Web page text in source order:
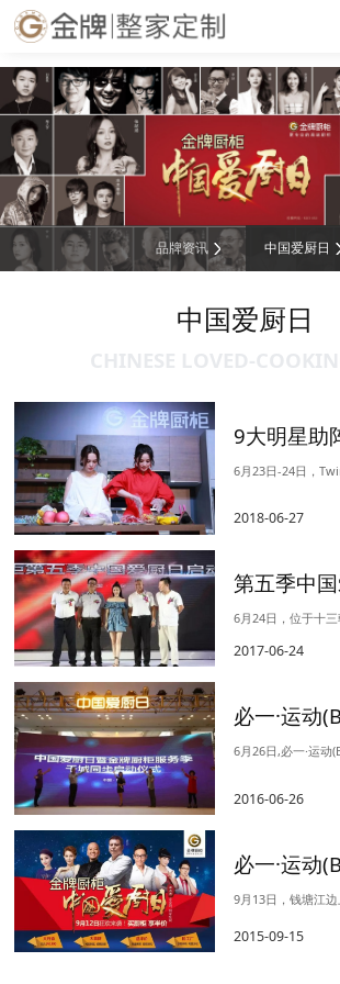
必一·运动(B-Sports)官方网站
品牌资讯 中国爱厨日
中国爱厨日
2018-06-27
2017-06-24
2016-06-26
2015-09-15